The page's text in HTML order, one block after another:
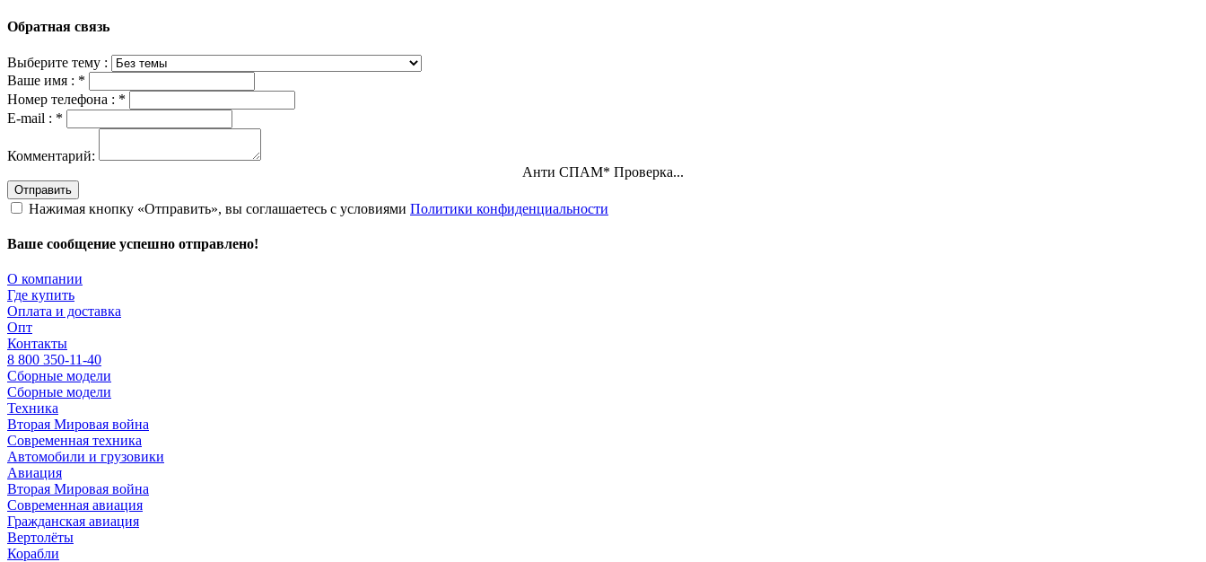
Обратная связь
Выберите тему :
Ваше имя : *
Номер телефона : *
E-mail : *
Комментарий:
Анти СПАМ* Проверка...
Отправить
Нажимая кнопку «Отправить», вы соглашаетесь с условиями Политики конфиденциальности
Ваше сообщение успешно отправлено!
О компании
Где купить
Оплата и доставка
Опт
Контакты
8 800 350-11-40
Сборные модели
Сборные модели
Техника
Вторая Мировая война
Современная техника
Автомобили и грузовики
Авиация
Вторая Мировая война
Современная авиация
Гражданская авиация
Вертолёты
Корабли